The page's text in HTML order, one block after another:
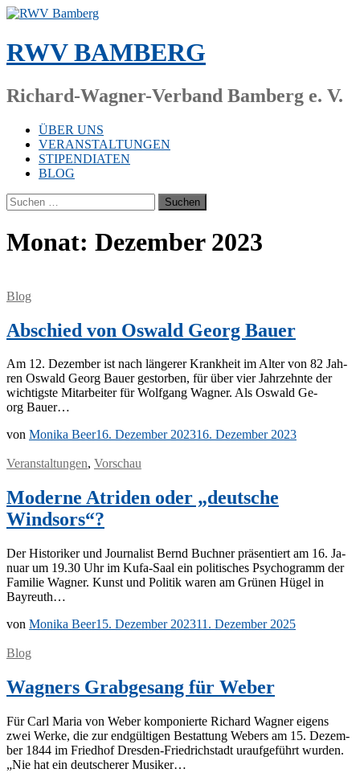
Zum
springen
RWV BAMBERG
Richard-Wagner-Verband Bamberg e. V.
ÜBER UNS
VERANSTALTUNGEN
STIPENDIATEN
BLOG
Suchen
nach:
Monat: Dezember 2023
Blog
Abschied von Oswald Georg Bauer
Am 12. De­zem­ber ist nach län­ge­rer Krank­heit im Al­ter von 82 Jah­
ren Os­wald Ge­org Bau­er ge­stor­ben, für über vier Jahr­zehn­te der
wich­tigs­te Mit­ar­bei­ter für Wolf­gang Wag­ner. Als Os­wald Ge­
org Bauer…
von Monika Beer16. Dezember 202316. Dezember 2023
Veranstaltungen, Vorschau
Moderne Atriden oder „deutsche
Windsors“?
Der His­to­ri­ker und Jour­na­list Bernd Buch­ner prä­sen­tiert am 16. Ja­
nu­ar um 19.30 Uhr im Kufa-Saal ein po­li­ti­sches Psy­cho­gramm der
Fa­mi­lie Wag­ner. Kunst und Po­li­tik wa­ren am Grü­nen Hü­gel in
Bayreuth…
von Monika Beer15. Dezember 202311. Dezember 2025
Blog
Wagners Grabgesang für Weber
Für Carl Ma­ria von We­ber kom­po­nier­te Ri­chard Wag­ner ei­gens
zwei Wer­ke, die zur end­gül­ti­gen Be­stat­tung We­bers am 15. De­zem­
ber 1844 im Fried­hof Dres­­den-Frie­d­rich­­stadt ur­auf­ge­führt wur­den.
„Nie hat ein deut­sche­rer Musiker…